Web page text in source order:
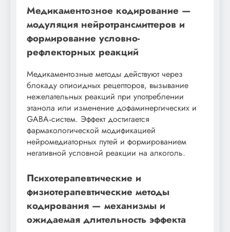
Медикаментозное кодирование —
модуляция нейротрансмиттеров и
формирование условно-
рефлекторных реакций
Медикаментозные методы действуют через
блокаду опиоидных рецепторов, вызывание
нежелательных реакций при употреблении
этанола или изменение дофаминергических и
GABA‑систем. Эффект достигается
фармакологической модификацией
нейромедиаторных путей и формированием
негативной условной реакции на алкоголь.
Психотерапевтические и
физиотерапевтические методы
кодирования — механизмы и
ожидаемая длительность эффекта